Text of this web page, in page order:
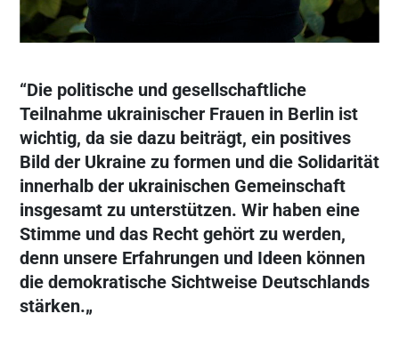
“Die politische und gesellschaftliche
Teilnahme ukrainischer Frauen in Berlin ist
wichtig, da sie dazu beiträgt, ein positives
Bild der Ukraine zu formen und die Solidarität
innerhalb der ukrainischen Gemeinschaft
insgesamt zu unterstützen. Wir haben eine
Stimme und das Recht gehört zu werden,
denn unsere Erfahrungen und Ideen können
die demokratische Sichtweise Deutschlands
stärken.„